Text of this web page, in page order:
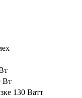
Вт
130 Ватт